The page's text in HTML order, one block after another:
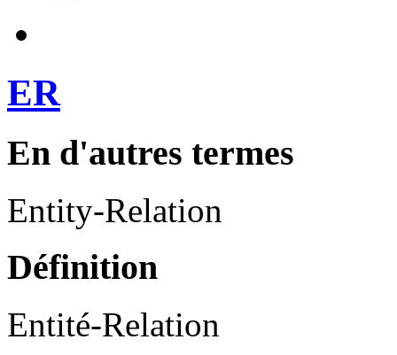
ER
En d'autres termes
Entity-Relation
Définition
Entité-Relation